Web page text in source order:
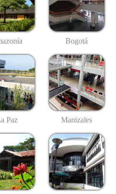
Bogotá
Paz Manizales